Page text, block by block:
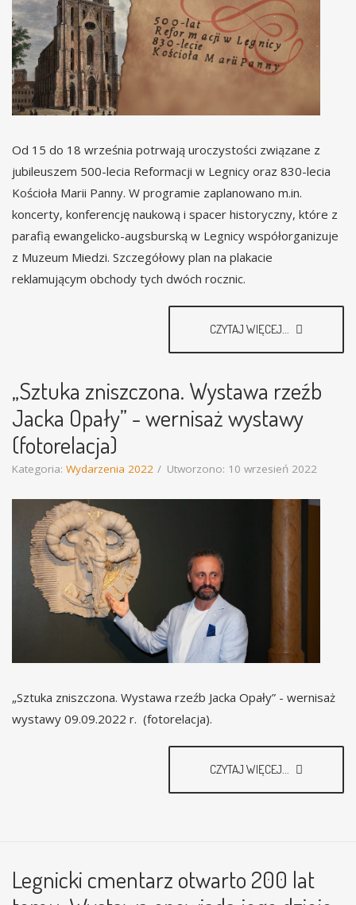
Od 15 do 18 września potrwają uroczystości związane z
jubileuszem 500-lecia Reformacji w Legnicy oraz 830-lecia
Kościoła Marii Panny. W programie zaplanowano m.in.
koncerty, konferencję naukową i spacer historyczny, które z
parafią ewangelicko-augsburską w Legnicy współorganizuje
z Muzeum Miedzi. Szczegółowy plan na plakacie
reklamującym obchody tych dwóch rocznic.
CZYTAJ WIĘCEJ...
„Sztuka zniszczona. Wystawa rzeźb
Jacka Opały” - wernisaż wystawy
(fotorelacja)
Kategoria: Wydarzenia 2022 Utworzono: 10 wrzesień 2022
„Sztuka zniszczona. Wystawa rzeźb Jacka Opały” - wernisaż
wystawy 09.09.2022 r. (fotorelacja).
CZYTAJ WIĘCEJ...
Legnicki cmentarz otwarto 200 lat